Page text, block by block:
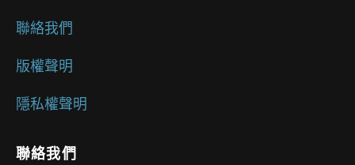
聯絡我們
版權聲明
隱私權聲明
聯絡我們